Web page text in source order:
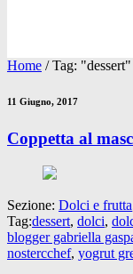
Home /Tag: "dessert"
11 Giugno, 2017
Coppetta al
Sezione: Dolci e frutta
Tag:dessert, dolci,
blogger gabriella
nostercchef, yogrut